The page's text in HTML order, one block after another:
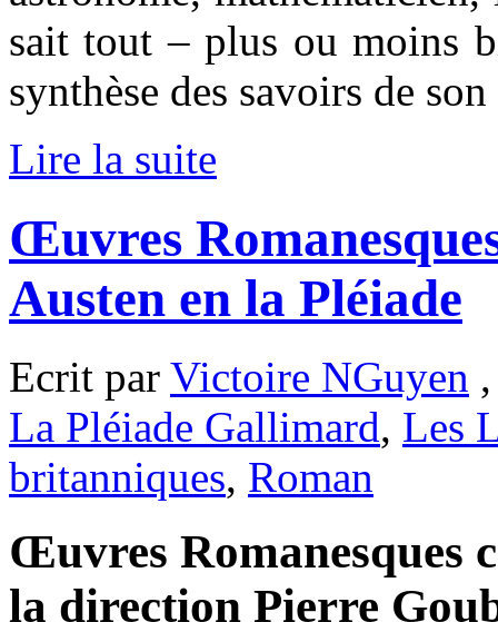
sait tout – plus ou moins
synthèse des savoirs de
Lire la suite
Œuvres
Austen en la Pléiade
Ecrit par Victoire NGuyen
La Pléiade Gallimard, Les
britanniques, Roman
Œuvres Romanesques
la direction Pierre